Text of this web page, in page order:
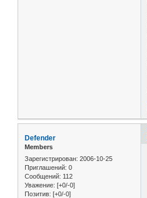
Defender
Members
Зарегистрирован: 2006-10-25
Приглашений: 0
Сообщений: 112
Уважение: [+0/-0]
Позитив: [+0/-0]